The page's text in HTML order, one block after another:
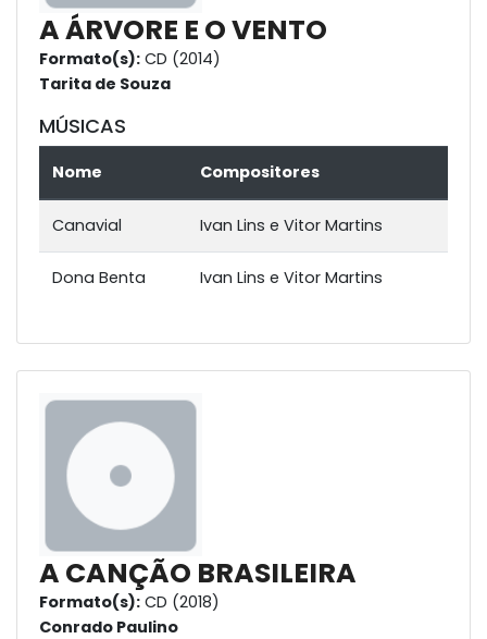
A ÁRVORE E O VENTO
Formato(s): CD (2014)
Tarita de Souza
MÚSICAS
Nome Compositores
Canavial Ivan Lins e Vitor Martins
Dona Benta Ivan Lins e Vitor Martins
A CANÇÃO BRASILEIRA
Formato(s): CD (2018)
Conrado Paulino